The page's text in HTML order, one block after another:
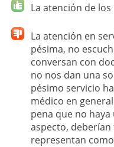
La atención de
La atención en
pésima, no
conversan con
no nos dan una
pésimo servicio
médico en
pena que no
aspecto, deberían
representan